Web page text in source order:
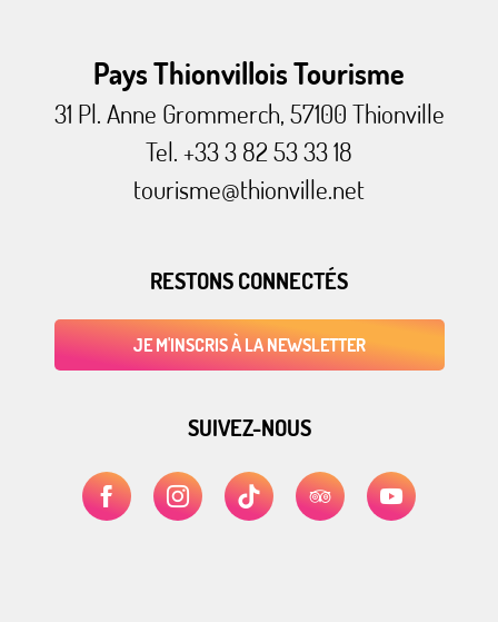
Pays Thionvillois Tourisme
31 Pl. Anne Grommerch, 57100 Thionville
Tel. +33 3 82 53 33 18
tourisme@thionville.net
RESTONS CONNECTÉS
JE M'INSCRIS À LA NEWSLETTER
SUIVEZ-NOUS